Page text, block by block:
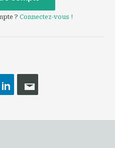
? Connectez-vous !